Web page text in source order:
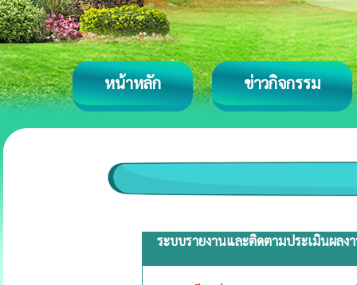
หน้าหลัก ข่าวกิจกรรม
ระบบรายงานและติดตามประเมินผล